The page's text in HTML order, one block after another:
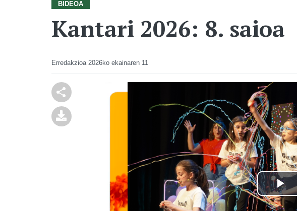
BIDEOA
Kantari 2026: 8. saioa
Erredakzioa 2026ko ekainaren 11